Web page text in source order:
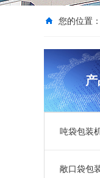
您的位置：
产
吨袋包装
敞口袋包